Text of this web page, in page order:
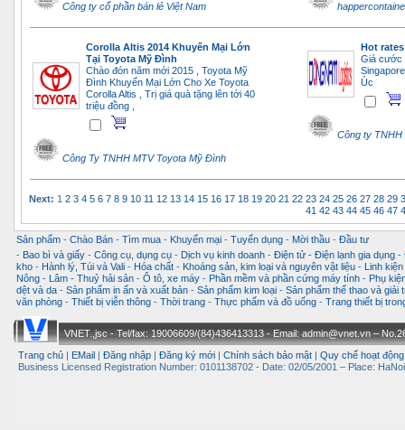
Công ty cổ phần bán lẻ Việt Nam
Corolla Altis 2014 Khuyến Mại Lớn
Tại Toyota Mỹ Đình
Chào đón năm mới 2015 , Toyota Mỹ
Đình Khuyến Mại Lớn Cho Xe Toyota
Corolla Altis , Trị giá quà tặng lên tới 40
triệu đồng ,
Công Ty TNHH MTV Toyota Mỹ Đình
Hot
Giá cước
Úc
Công ty TNHH
Next: 1 2 3 4 5 6 7 8 9 10 11 12 13 14 15 16 17 18 19 20 21 22 23 24 25 26 27 28 29
41 42 43 44 45 46 47
Sản phẩm - Chào Bán - Tìm mua - Khuyến mại - Tuyển dụng - Mời thầu - Đầu tư
- Bao bì và giấy - Công cụ, dụng cụ - Dịch vụ kinh doanh - Điện tử - Điện lạnh gia dụng -
kho - Hành lý, Túi và Vali - Hóa chất - Khoáng sản, kim loại và nguyên vật liệu -
Linh
Nông - Lâm - Thuỷ hải sản - Ô tô, xe máy - Phần mềm và phần cứng máy tính - Phụ
dệt và da - Sản phẩm in ấn và xuất bản - Sản phẩm kim loại - Sản phẩm thể thao và giải
văn phòng - Thiết bị viễn thông - Thời trang - Thực phẩm và đồ uống - Trang thiết bị
VNET.,jsc - Tel/fax: 19006609/(84)436413313 - Email: admin@vnet.vn –
Trang chủ
EMail Đăng nhập Đăng ký mới Chính sách bảo mật Quy chế hoạt động
Business Licensed Registration Number: 0101138702 - Date: 02/05/2001 – Place: